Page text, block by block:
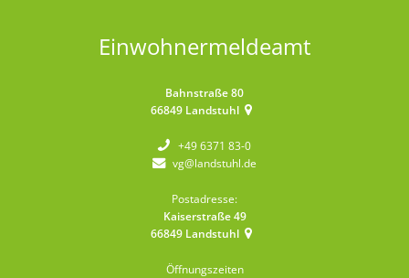
Einwohnermeldeamt
Bahnstraße 80
66849 Landstuhl
+49 6371 83-0
vg@landstuhl.de
Postadresse:
Kaiserstraße 49
66849 Landstuhl
Öffnungszeiten